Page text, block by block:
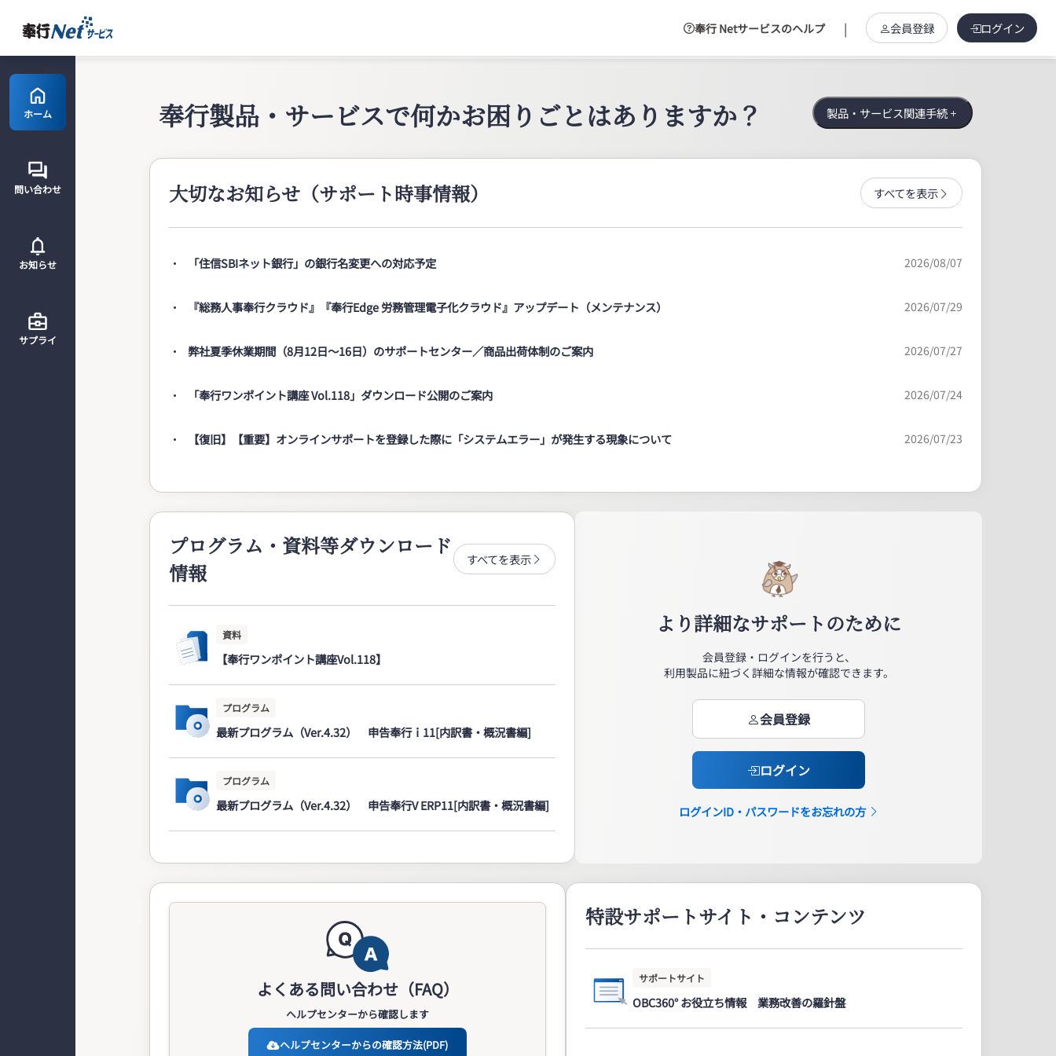
奉行 Netサービスのヘルプ | 会員登録 ログイン
ホーム
問い合わせ
お知らせ
サプライ
奉行製品・サービスで何かお困りごとはありますか？ 製品・サービス関連手続
大切なお知らせ（サポート時事情報） すべてを表示
「住信SBIネット銀行」の銀行名変更への対応予定 2026/08/07
『総務人事奉行クラウド』『奉行Edge 労務管理電子化クラウド』アップデート（メンテナンス） 2026/07/29
弊社夏季休業期間（8月12日～16日）のサポートセンター／商品出荷体制のご案内 2026/07/27
「奉行ワンポイント講座 Vol.118」ダウンロード公開のご案内 2026/07/24
【復旧】【重要】オンラインサポートを登録した際に「システムエラー」が発生する現象について 2026/07/23
プログラム・資料等ダウンロード
情報
すべてを表示
資料
【奉行ワンポイント講座Vol.118】
プログラム
最新プログラム（Ver.4.32） 申告奉行ｉ11[内訳書・概況書編]
プログラム
最新プログラム（Ver.4.32） 申告奉行V ERP11[内訳書・概況書編]
より詳細なサポートのために
会員登録・ログインを行うと、
利用製品に紐づく詳細な情報が確認できます。
会員登録
ログイン
ログインID・パスワードをお忘れの方
よくある問い合わせ（FAQ）
ヘルプセンターから確認します
ヘルプセンターからの確認方法(PDF)
特設サポートサイト・コンテンツ
サポートサイト
OBC360° お役立ち情報 業務改善の羅針盤